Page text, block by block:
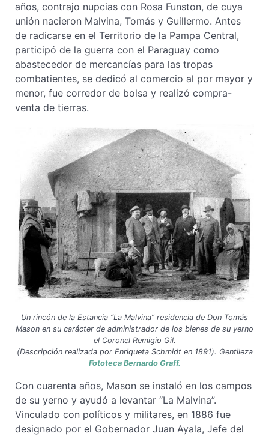
años, contrajo nupcias con Rosa Funston, de cuya
unión nacieron Malvina, Tomás y Guillermo. Antes
de radicarse en el Territorio de la Pampa Central,
participó de la guerra con el Paraguay como
abastecedor de mercancías para las tropas
combatientes, se dedicó al comercio al por mayor y
menor, fue corredor de bolsa y realizó compra-
venta de tierras.
Un rincón de la Estancia “La Malvina” residencia de Don Tomás
Mason en su carácter de administrador de los bienes de su yerno
el Coronel Remigio Gil.
(Descripción realizada por Enriqueta Schmidt en 1891). Gentileza
Fototeca Bernardo Graff.
Con cuarenta años, Mason se instaló en los campos
de su yerno y ayudó a levantar “La Malvina”.
Vinculado con políticos y militares, en 1886 fue
designado por el Gobernador Juan Ayala, Jefe del